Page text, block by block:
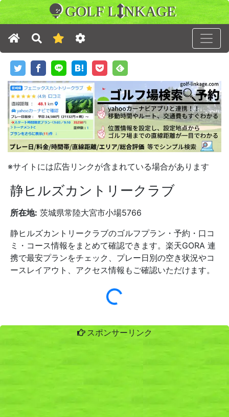
GOLF L NKAGE
※サイトには広告リンクが含まれている場合があります
静ヒルズカントリークラブ
所在地: 茨城県常陸大宮市小場5766
静ヒルズカントリークラブのゴルフプラン・予約・口コ
ミ・コース情報をまとめて確認できます。楽天GORA 連
携で最安プランをチェック、プレー日別の空き状況やコ
ースレイアウト、アクセス情報もご確認いただけます。
スポンサーリンク